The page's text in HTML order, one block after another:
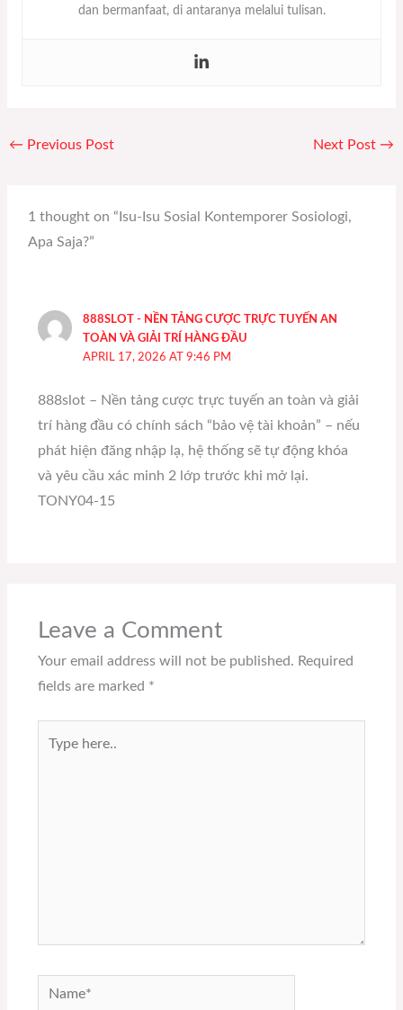
dan bermanfaat, di antaranya melalui tulisan.
← Previous Post Next Post →
1 thought on “Isu-Isu Sosial Kontemporer Sosiologi,
Apa Saja?”
888SLOT - NỀN TẢNG CƯỢC TRỰC TUYẾN AN
TOÀN VÀ GIẢI TRÍ HÀNG ĐẦU
APRIL 17, 2026 AT 9:46 PM
888slot – Nền tảng cược trực tuyến an toàn và giải
trí hàng đầu có chính sách “bảo vệ tài khoản” – nếu
phát hiện đăng nhập lạ, hệ thống sẽ tự động khóa
và yêu cầu xác minh 2 lớp trước khi mở lại.
TONY04-15
Leave a Comment
Your email address will not be published. Required
fields are marked *
Name*